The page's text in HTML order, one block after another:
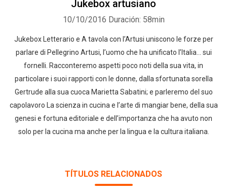
Jukebox artusiano
10/10/2016 Duración: 58min
Jukebox Letterario e A tavola con l’Artusi uniscono le forze per
parlare di Pellegrino Artusi, l’uomo che ha unificato l’Italia… sui
fornelli. Racconteremo aspetti poco noti della sua vita, in
particolare i suoi rapporti con le donne, dalla sfortunata sorella
Gertrude alla sua cuoca Marietta Sabatini; e parleremo del suo
capolavoro La scienza in cucina e l’arte di mangiar bene, della sua
genesi e fortuna editoriale e dell’importanza che ha avuto non
solo per la cucina ma anche per la lingua e la cultura italiana.
TÍTULOS RELACIONADOS